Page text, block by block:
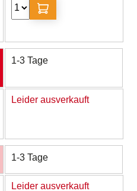
1-3 Tage
Leider ausverkauft
1-3 Tage
Leider ausverkauft